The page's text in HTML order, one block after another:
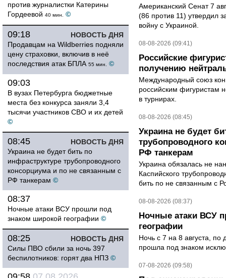
против журналистки Катерины
Гордеевой 40 мин. ©
НОВОСТЬ ДНЯ
09:18
Продавцам на Wildberries подняли
цену страховки, включив в неё
последствия атак БПЛА 55 мин. ©
09:03
В вузах Петербурга бюджетные
места без конкурса заняли 3,4
тысячи участников СВО и их детей
©
НОВОСТЬ ДНЯ
08:45
Украина не будет бить по
инфраструктуре трубопроводного
консорциума и по не связанным с
РФ танкерам ©
08:37
Ночные атаки ВСУ прошли под
знаком широкой географии ©
НОВОСТЬ ДНЯ
08:25
Силы ПВО сбили за ночь 397
беспилотников: горят два НПЗ ©
Американский Сенат 7
(86 против 11) утвердил
войну с Украиной.
08-08-2026 (09:41)
Российские
получению
Международный союз
российским фигуристам
в турнирах.
08-08-2026 (08:45)
Украина не будет
трубопроводного
РФ танкерам
Украина обязалась не
Каспийского
бить по не связанным с
08-08-2026 (08:37)
Ночные атаки ВСУ
географии
Ночь с 7 на 8 августа,
прошла под знаком
07-08-2026 (09:58)